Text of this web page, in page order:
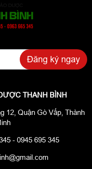
Đăng ký ngay
THANH BÌNH
12, Quận Gò Vấp, Thành
- 0945 695 345